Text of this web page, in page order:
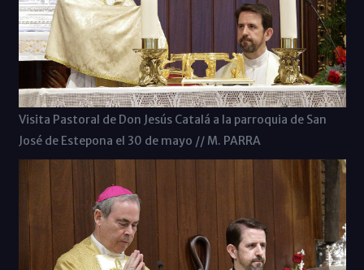
Visita Pastoral de Don Jesús Catalá a la parroquia de San
José de Estepona el 30 de mayo // M. PARRA